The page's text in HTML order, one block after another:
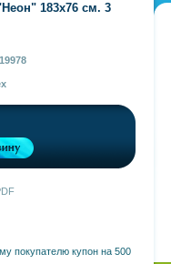
183х76 см. 3
покупателю купон на 500